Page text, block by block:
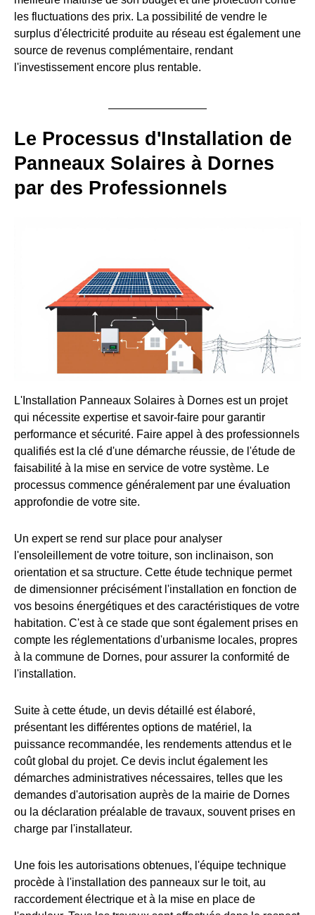
les fluctuations des prix. La possibilité de vendre le
surplus d'électricité produite au réseau est également une
source de revenus complémentaire, rendant
l'investissement encore plus rentable.
Le Processus d'Installation de
Panneaux Solaires à Dornes
par des Professionnels
L'Installation Panneaux Solaires à Dornes est un projet
qui nécessite expertise et savoir-faire pour garantir
performance et sécurité. Faire appel à des professionnels
qualifiés est la clé d'une démarche réussie, de l'étude de
faisabilité à la mise en service de votre système. Le
processus commence généralement par une évaluation
approfondie de votre site.
Un expert se rend sur place pour analyser
l'ensoleillement de votre toiture, son inclinaison, son
orientation et sa structure. Cette étude technique permet
de dimensionner précisément l'installation en fonction de
vos besoins énergétiques et des caractéristiques de votre
habitation. C'est à ce stade que sont également prises en
compte les réglementations d'urbanisme locales, propres
à la commune de Dornes, pour assurer la conformité de
l'installation.
Suite à cette étude, un devis détaillé est élaboré,
présentant les différentes options de matériel, la
puissance recommandée, les rendements attendus et le
coût global du projet. Ce devis inclut également les
démarches administratives nécessaires, telles que les
demandes d'autorisation auprès de la mairie de Dornes
ou la déclaration préalable de travaux, souvent prises en
charge par l'installateur.
Une fois les autorisations obtenues, l'équipe technique
procède à l'installation des panneaux sur le toit, au
raccordement électrique et à la mise en place de